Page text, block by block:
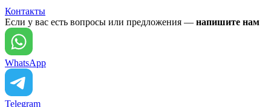
Контакты
Если у вас есть вопросы или предложения — напишите нам
WhatsApp
Telegram